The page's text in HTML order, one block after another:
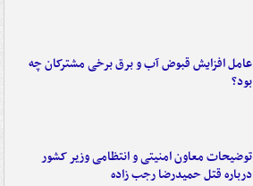
عامل افزایش قبوض آب و برق برخی مشترکان چه
بود؟
توضیحات معاون امنیتی و انتظامی وزیر کشور
درباره قتل حمیدرضا رجب زاده